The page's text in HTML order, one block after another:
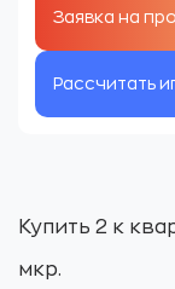
Рассчитать
Купить 2 к
мкр.